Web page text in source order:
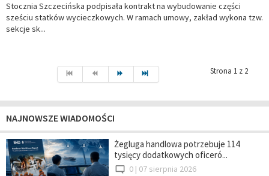
Stocznia Szczecińska podpisała kontrakt na wybudowanie części
sześciu statków wycieczkowych. W ramach umowy, zakład wykona tzw.
sekcje sk...
Strona 1 z 2
NAJNOWSZE WIADOMOŚCI
Żegluga handlowa potrzebuje 114
tysięcy dodatkowych oficeró...
0 | 07 sierpnia 2026